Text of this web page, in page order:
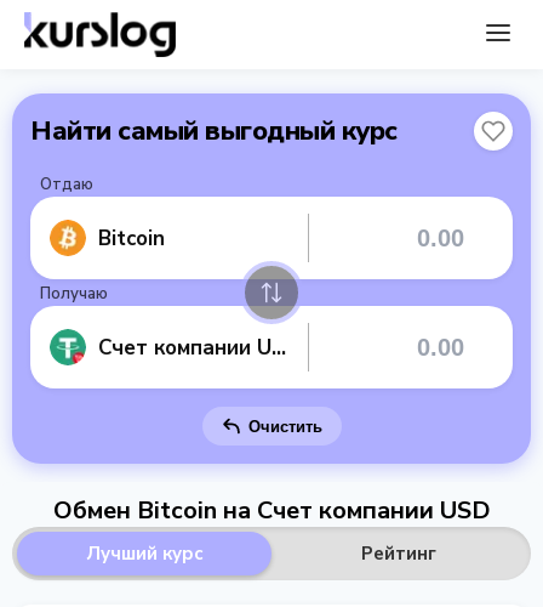
Найти самый выгодный курс
Отдаю
Bitcoin
Получаю
Счет компании USD
Очистить
Обмен Bitcoin на Счет компании USD
Лучший курс Рейтинг